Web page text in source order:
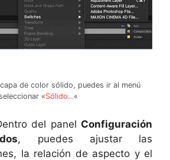
de color sólido, puedes ir al menú
«Sólido…«
del panel Configuración
, puedes ajustar las
la relación de aspecto y el